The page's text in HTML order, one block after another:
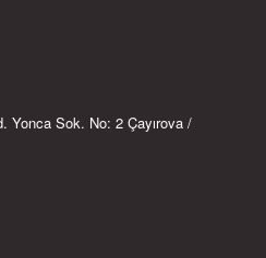
Yonca Sok. No: 2 Çayırova /